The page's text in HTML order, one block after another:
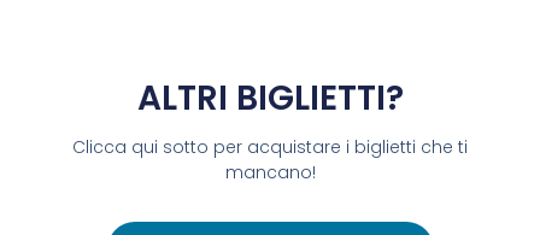
ALTRI BIGLIETTI?
Clicca qui sotto per acquistare i biglietti che ti
mancano!